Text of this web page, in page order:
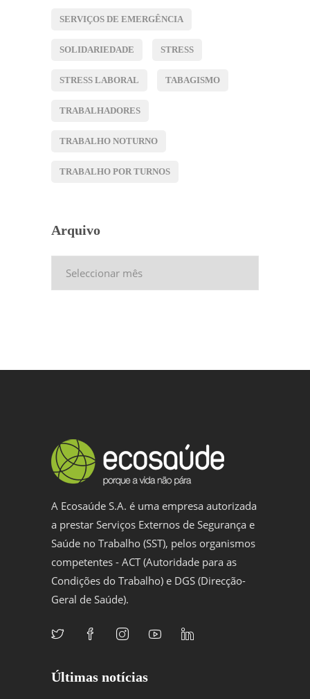
SERVIÇOS DE EMERGÊNCIA
SOLIDARIEDADE STRESS
STRESS LABORAL TABAGISMO
TRABALHADORES
TRABALHO NOTURNO
TRABALHO POR TURNOS
Arquivo
A Ecosaúde S.A. é uma empresa autorizada
a prestar Serviços Externos de Segurança e
Saúde no Trabalho (SST), pelos organismos
competentes - ACT (Autoridade para as
Condições do Trabalho) e DGS (Direcção-
Geral de Saúde).
Últimas notícias